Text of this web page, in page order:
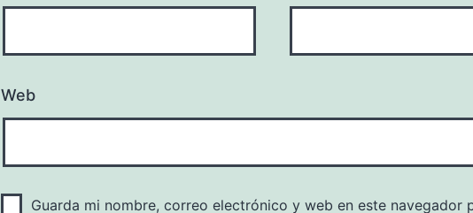
Web
Guarda mi nombre, correo electrónico y web en este navegador